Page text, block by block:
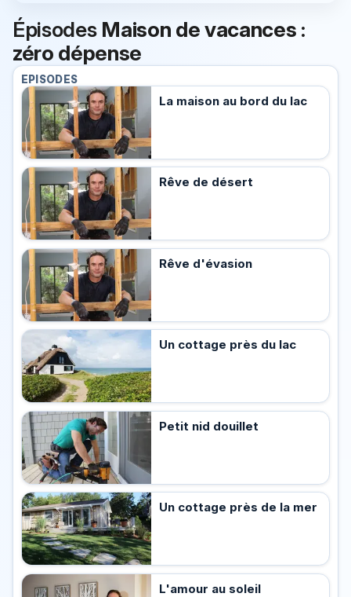
Épisodes Maison de vacances :
zéro dépense
EPISODES
La maison au bord du lac
Rêve de désert
Rêve d'évasion
Un cottage près du lac
Petit nid douillet
Un cottage près de la mer
L'amour au soleil